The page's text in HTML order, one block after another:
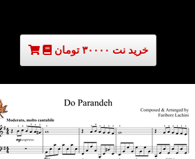
خرید نت ۳۰۰۰۰ تومان